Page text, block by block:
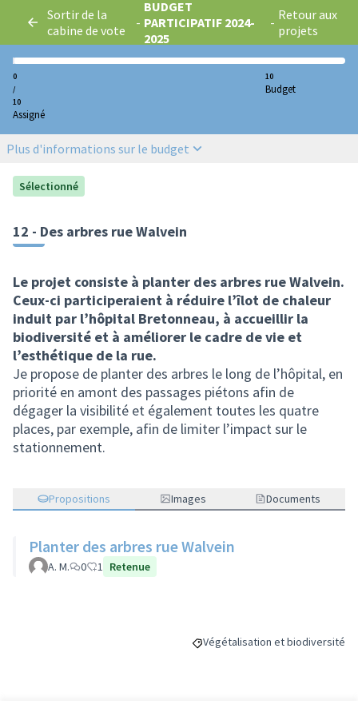
Sortir de la
cabine de vote
-
BUDGET
PARTICIPATIF 2024-
2025
- Retour aux
projets
0
/
10
Assigné
10
Budget
Plus d'informations sur le budget
Sélectionné
12 - Des arbres rue Walvein
Le projet consiste à planter des arbres rue Walvein.
Ceux-ci participeraient à réduire l’îlot de chaleur
induit par l’hôpital Bretonneau, à accueillir la
biodiversité et à améliorer le cadre de vie et
l’esthétique de la rue.
Je propose de planter des arbres le long de l’hôpital, en
priorité en amont des passages piétons afin de
dégager la visibilité et également toutes les quatre
places, par exemple, afin de limiter l’impact sur le
stationnement.
Propositions Images Documents
Planter des arbres rue Walvein
A. M. 0 1 Retenue
Filtrer les résultats de la
Végétalisation et biodiversité